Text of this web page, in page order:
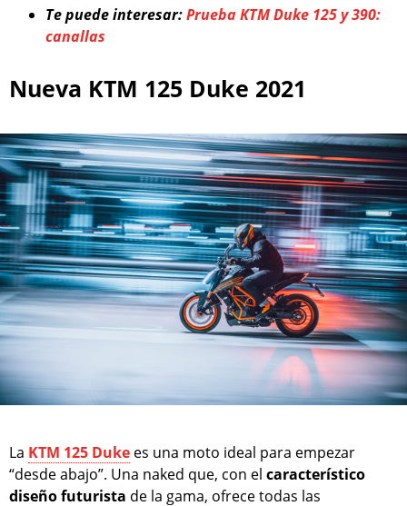
Te puede interesar:Prueba KTM Duke 125 y 390:
canallas
Nueva KTM 125 Duke 2021
La KTM 125 Duke es una moto ideal para empezar
“desde abajo”. Una naked que, con el característico
diseño futurista de la gama, ofrece todas las